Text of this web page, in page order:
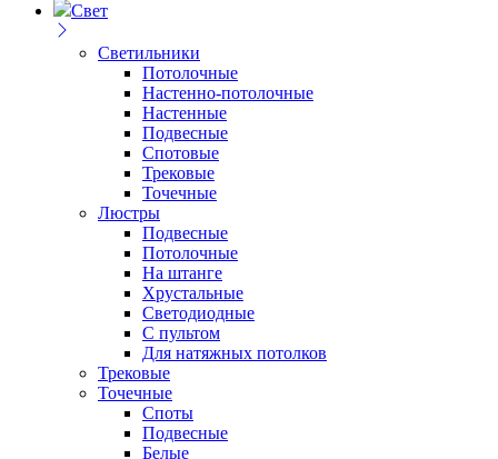
Свет
Светильники
Потолочные
Настенно-потолочные
Настенные
Подвесные
Спотовые
Трековые
Точечные
Люстры
Подвесные
Потолочные
На штанге
Хрустальные
Светодиодные
С пультом
Для натяжных потолков
Трековые
Точечные
Споты
Подвесные
Белые